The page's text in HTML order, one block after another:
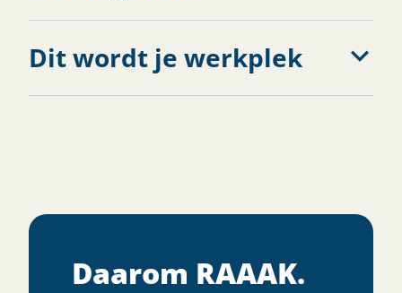
Dit wordt je werkplek
Daarom RAAAK.